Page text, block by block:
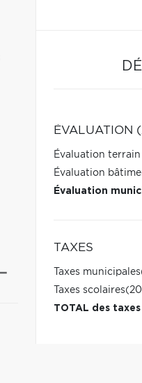
ÉVALUATION
Évaluation terrain
Évaluation
Évaluation
TAXES
Taxes municipales
Taxes scolaires
TOTAL des taxes